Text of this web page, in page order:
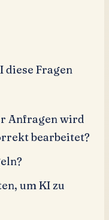
diese Fragen
Anfragen wird
bearbeitet?
um KI zu